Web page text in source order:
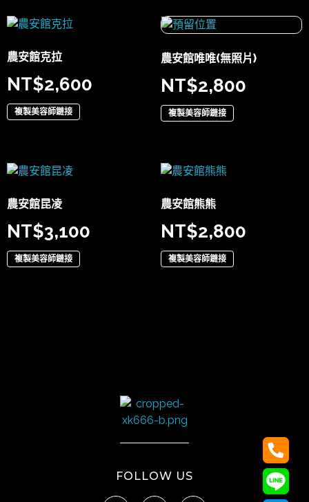
農安館克拉
NT$2,600
複製美容師鏈接
農安館唯唯(無照片)
NT$2,800
複製美容師鏈接
農安館昆凌
NT$3,100
複製美容師鏈接
農安館熊熊
NT$2,800
複製美容師鏈接
FOLLOW US